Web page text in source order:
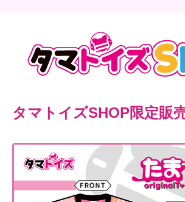
タマトイズSHOP限定販